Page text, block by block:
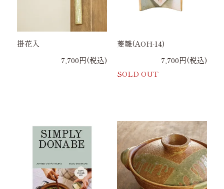
掛花入
7,700円(税込)
菱雛(AOH-14)
7,700円(税込)
SOLD OUT